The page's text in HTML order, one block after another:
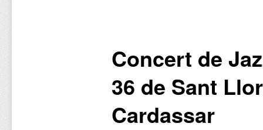
Concert de
36 de Sant
Cardassar